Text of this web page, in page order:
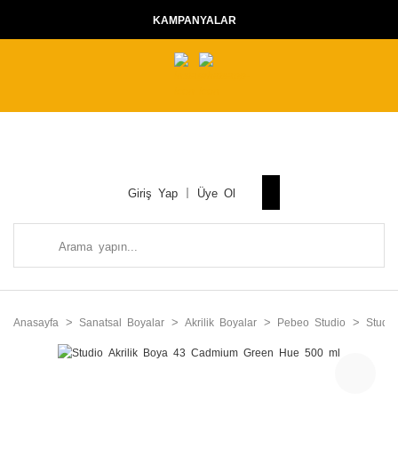
KAMPANYALAR
Giriş Yap Üye Ol
Anasayfa Sanatsal Boyalar Akrilik Boyalar Pebeo Studio